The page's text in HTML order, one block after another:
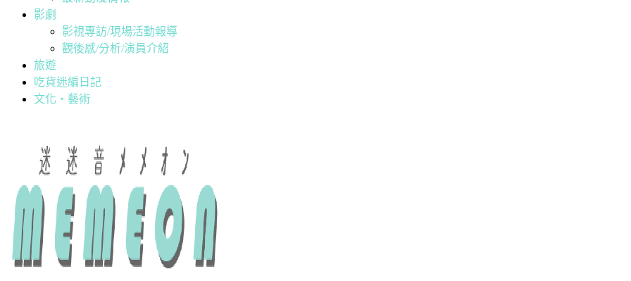
影劇
影視專訪/現場活動報導
觀後感/分析/演員介紹
旅遊
吃貨迷編日記
文化・藝術